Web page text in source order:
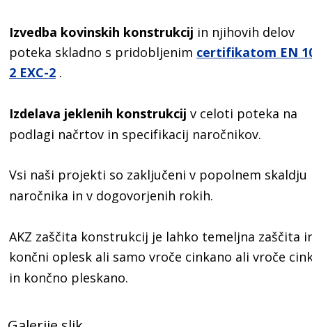
Izvedba kovinskih konstrukcij in njihovih delov
poteka skladno s pridobljenim certifikatom EN
2 EXC-2 .
Izdelava jeklenih konstrukcij v celoti poteka na
podlagi načrtov in specifikacij naročnikov.
Vsi naši projekti so zaključeni v popolnem skaldju
naročnika in v dogovorjenih rokih.
AKZ zaščita konstrukcij je lahko temeljna zaščita
končni oplesk ali samo vroče cinkano ali vroče
in končno pleskano.